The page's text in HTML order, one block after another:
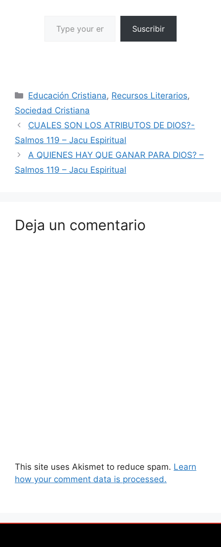
Suscribir
Educación Cristiana, Recursos Literarios,
Sociedad Cristiana
CUALES SON LOS ATRIBUTOS DE DIOS?-
Salmos 119 – Jacu Espiritual
A QUIENES HAY QUE GANAR PARA DIOS? –
Salmos 119 – Jacu Espiritual
Deja un comentario
This site uses Akismet to reduce spam. Learn
how your comment data is processed.